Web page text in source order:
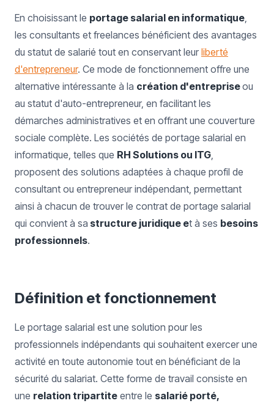
En choisissant le portage salarial en informatique,
les consultants et freelances bénéficient des avantages
du statut de salarié tout en conservant leur liberté
d'entrepreneur. Ce mode de fonctionnement offre une
alternative intéressante à la création d'entrepriseou
au statut d'auto-entrepreneur, en facilitant les
démarches administratives et en offrant une couverture
sociale complète. Les sociétés de portage salarial en
informatique, telles que RH Solutions ou ITG,
proposent des solutions adaptées à chaque profil de
consultant ou entrepreneur indépendant, permettant
ainsi à chacun de trouver le contrat de portage salarial
qui convient à sa structure juridique et à ses besoins
professionnels.
Définition et fonctionnement
Le portage salarial est une solution pour les
professionnels indépendants qui souhaitent exercer une
activité en toute autonomie tout en bénéficiant de la
sécurité du salariat. Cette forme de travail consiste en
une relation tripartite entre le salarié porté,